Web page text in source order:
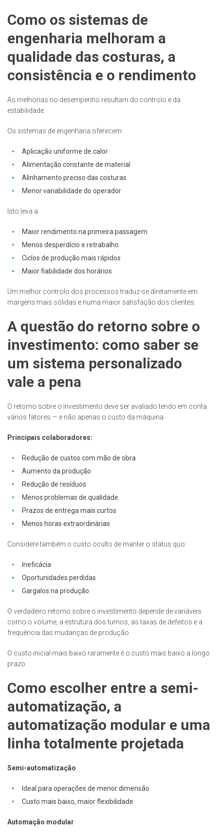
Como os sistemas de
engenharia melhoram a
qualidade das costuras, a
consistência e o rendimento
As melhorias no desempenho resultam do controlo e da
estabilidade.
Os sistemas de engenharia oferecem:
Aplicação uniforme de calor
Alimentação constante de material
Alinhamento preciso das costuras
Menor variabilidade do operador
Isto leva a:
Maior rendimento na primeira passagem
Menos desperdício e retrabalho
Ciclos de produção mais rápidos
Maior fiabilidade dos horários
Um melhor controlo dos processos traduz-se diretamente em
margens mais sólidas e numa maior satisfação dos clientes.
A questão do retorno sobre o
investimento: como saber se
um sistema personalizado
vale a pena
O retorno sobre o investimento deve ser avaliado tendo em conta
vários fatores — e não apenas o custo da máquina.
Principais colaboradores:
Redução de custos com mão de obra
Aumento da produção
Redução de resíduos
Menos problemas de qualidade
Prazos de entrega mais curtos
Menos horas extraordinárias
Considere também o custo oculto de manter o status quo:
Ineficácia
Oportunidades perdidas
Gargalos na produção
O verdadeiro retorno sobre o investimento depende de variáveis
como o volume, a estrutura dos turnos, as taxas de defeitos e a
frequência das mudanças de produção.
O custo inicial mais baixo raramente é o custo mais baixo a longo
prazo.
Como escolher entre a semi-
automatização, a
automatização modular e uma
linha totalmente projetada
Semi-automatização
Ideal para operações de menor dimensão
Custo mais baixo, maior flexibilidade
Automação modular